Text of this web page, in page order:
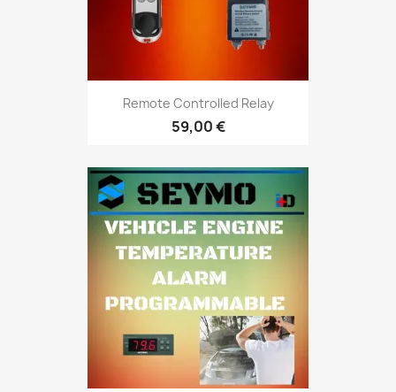
Remote Controlled Relay
59,00 €